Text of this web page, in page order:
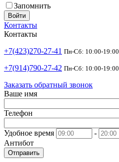
Запомнить
Войти
Контакты
Контакты
+7(423)270-27-41 Пн-Сб: 10:00-19:00
+7(914)790-27-42 Пн-Сб: 10:00-19:00
Заказать обратный звонок
Ваше имя
Телефон
Удобное время
-
Антибот
Отправить